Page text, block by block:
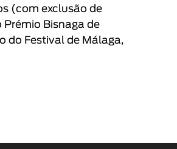
(com exclusão de
Bisnaga de
do Festival de Málaga,